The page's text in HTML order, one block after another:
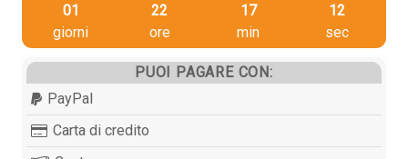
01
giorni
22
ore
17
min
11
sec
PUOI PAGARE CON:
PayPal
Carta di credito